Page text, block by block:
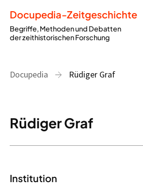
Docupedia-Zeitgeschichte
Begriffe, Methoden und Debatten
der zeithistorischen Forschung
Docupedia Rüdiger Graf
Rüdiger Graf
Institution